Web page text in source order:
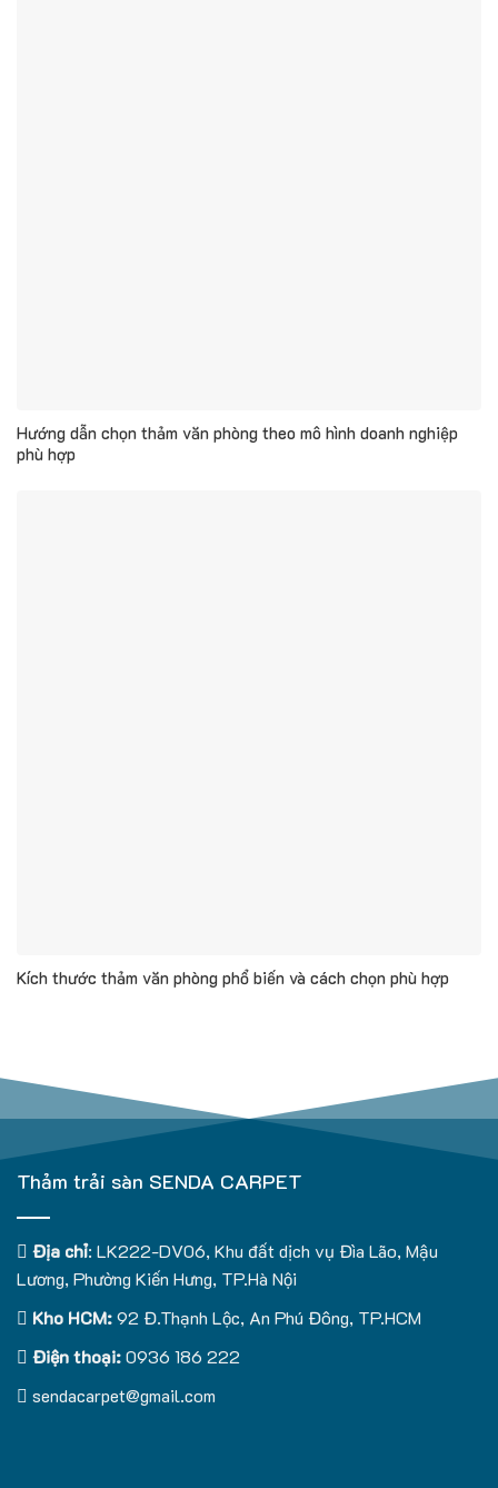
Hướng dẫn chọn thảm văn phòng theo mô hình doanh nghiệp
phù hợp
Kích thước thảm văn phòng phổ biến và cách chọn phù hợp
Thảm trải sàn SENDA CARPET
Địa chỉ: LK222-DV06, Khu đất dịch vụ Đìa Lão, Mậu
Lương, Phường Kiến Hưng, TP.Hà Nội
Kho HCM:92 Đ.Thạnh Lộc, An Phú Đông, TP.HCM
Điện thoại:0936 186 222
sendacarpet@gmail.com